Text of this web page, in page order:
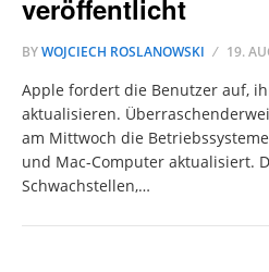
veröffentlicht
BYWOJCIECH ROSLANOWSKI 19.
Apple fordert die Benutzer auf,
aktualisieren.
am Mittwoch die
und Mac-Computer aktualisiert.
Schwachstellen,…